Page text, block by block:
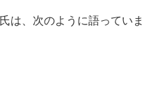
氏は、次のように語っていま